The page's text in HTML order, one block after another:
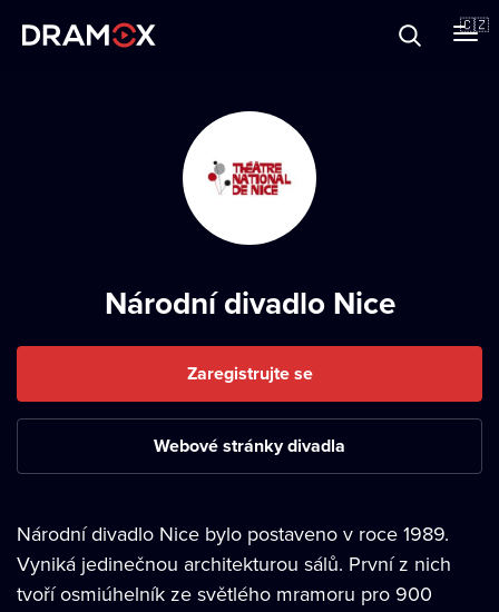
🇨🇿
Národní divadlo Nice
Zaregistrujte se
Webové stránky divadla
Národní divadlo Nice bylo postaveno v roce 1989.
Vyniká jedinečnou architekturou sálů. První z nich
tvoří osmiúhelník ze světlého mramoru pro 900